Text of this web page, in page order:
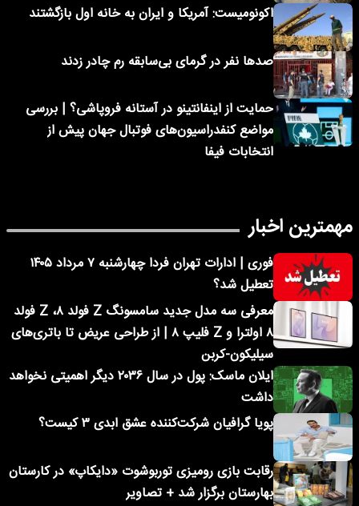
اکونومیست: آمریکا و ایران به خانه اول بازگشتند
صدها نفر در گرمای بی‌سابقه رم چادر زدند
حمایت از اینفانتینو در آستانه فروپاشی؟ | بررسی
مواضع کنفدراسیون‌های فوتبال جهان پیش از
انتخابات فیفا
مهمترین اخبار
فوری | ادارات تهران فردا چهارشنبه ۷ مرداد ۱۴۰۵
تعطیل شد؟
معرفی سه مدل جدید سامسونگ Z فولد ۸، Z فولد
۸ اولترا و Z فلیپ ۸ | از طراحی عریض تا باتری‌های
سیلیکون-کربن
ایلان ماسک: پول در سال ۲۰۳۶ دیگر اهمیتی نخواهد
داشت
پویا گرافیان شرکت‌کننده عشق ابدی ۳ کیست؟
رقابت بازی رومیزی توربوشوت «دایکاپ» در کارستان
بهارستان برگزار شد + تصاویر